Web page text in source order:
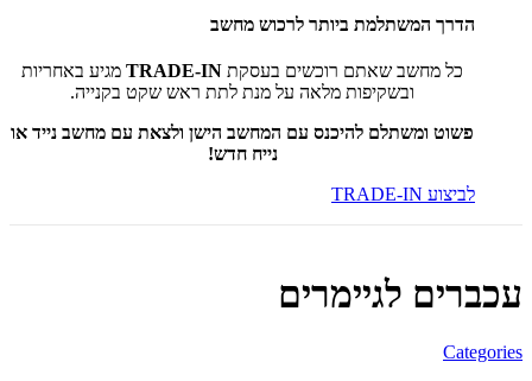
הדרך המשתלמת ביותר לרכוש מחשב
כל מחשב שאתם רוכשים בעסקת TRADE-IN מגיע באחריות
ובשקיפות מלאה על מנת לתת ראש שקט בקנייה.
פשוט ומשתלם להיכנס עם המחשב הישן ולצאת עם מחשב נייד או
נייח חדש!
לביצוע TRADE-IN
עכברים לגיימרים
Categories